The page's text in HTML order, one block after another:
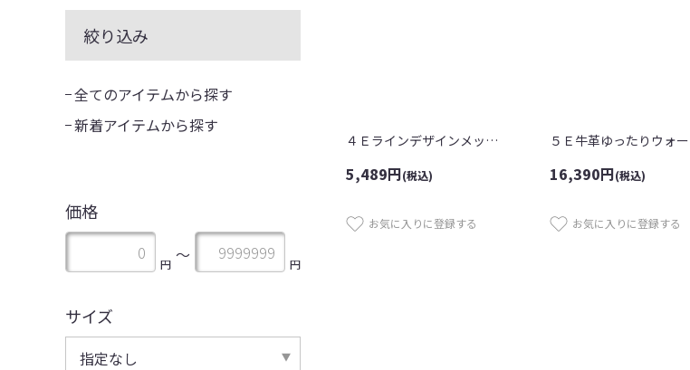
４Ｅラインデザインメッシュスニーカー
5,489円(税込)
お気に入りに登録する
16,390円(税込)
お気に入りに登録する
絞り込み
全てのアイテムから探す
新着アイテムから探す
価格
円 〜 円
サイズ
指定なし